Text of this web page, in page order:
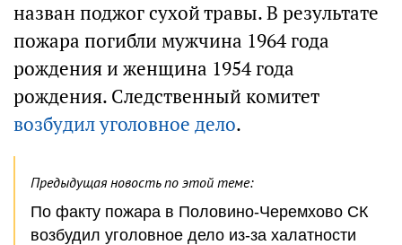
назван поджог сухой травы. В результате
пожара погибли мужчина 1964 года
рождения и женщина 1954 года
рождения. Следственный комитет
возбудил уголовное дело.
Предыдущая новость по этой теме:
По факту пожара в Половино-Черемхово СК
возбудил уголовное дело из-за халатности